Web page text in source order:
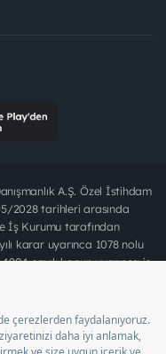
A.Ş. Özel İstihdam
2028 tarihleri arasında
İş Kurumu tarafından
karar uyarınca 1078 nolu
sayılı kanun uyarınca iş